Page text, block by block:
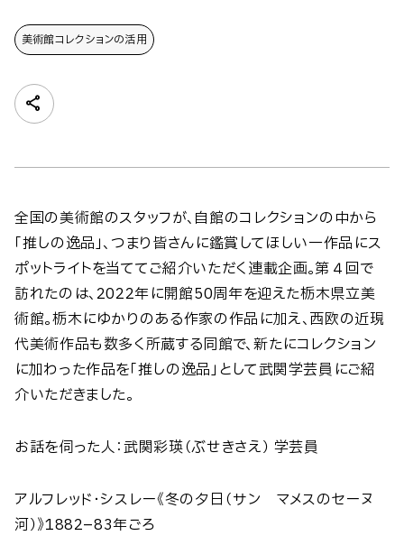
美術館コレクションの​活用
全国の美術館のスタッフが、自館のコレクションの中から
「推しの逸品」、つまり皆さんに鑑賞してほしい一作品にス
ポットライトを当ててご紹介いただく連載企画。第４回で
訪れたのは、2022年に開館50周年を迎えた栃木県立美
術館。栃木にゆかりのある作家の作品に加え、西欧の近現
代美術作品も数多く所蔵する同館で、新たにコレクション
に加わった作品を「推しの逸品」として武関学芸員にご紹
介いただきました。
お話を伺った人：武関彩瑛（ぶせきさえ） 学芸員
アルフレッド・シスレー《冬の夕日（サン゠マメスのセーヌ
河）》1882–83年ごろ